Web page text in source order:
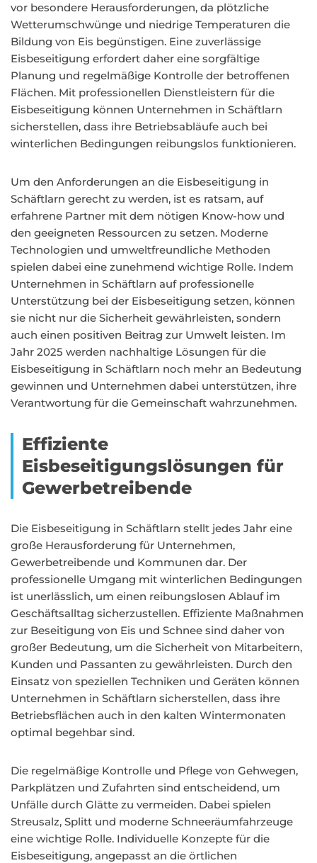
vor besondere Herausforderungen, da plötzliche
Wetterumschwünge und niedrige Temperaturen die
Bildung von Eis begünstigen. Eine zuverlässige
Eisbeseitigung erfordert daher eine sorgfältige
Planung und regelmäßige Kontrolle der betroffenen
Flächen. Mit professionellen Dienstleistern für die
Eisbeseitigung können Unternehmen in Schäftlarn
sicherstellen, dass ihre Betriebsabläufe auch bei
winterlichen Bedingungen reibungslos funktionieren.
Um den Anforderungen an die Eisbeseitigung in
Schäftlarn gerecht zu werden, ist es ratsam, auf
erfahrene Partner mit dem nötigen Know-how und
den geeigneten Ressourcen zu setzen. Moderne
Technologien und umweltfreundliche Methoden
spielen dabei eine zunehmend wichtige Rolle. Indem
Unternehmen in Schäftlarn auf professionelle
Unterstützung bei der Eisbeseitigung setzen, können
sie nicht nur die Sicherheit gewährleisten, sondern
auch einen positiven Beitrag zur Umwelt leisten. Im
Jahr 2025 werden nachhaltige Lösungen für die
Eisbeseitigung in Schäftlarn noch mehr an Bedeutung
gewinnen und Unternehmen dabei unterstützen, ihre
Verantwortung für die Gemeinschaft wahrzunehmen.
Effiziente
Eisbeseitigungslösungen für
Gewerbetreibende
Die Eisbeseitigung in Schäftlarn stellt jedes Jahr eine
große Herausforderung für Unternehmen,
Gewerbetreibende und Kommunen dar. Der
professionelle Umgang mit winterlichen Bedingungen
ist unerlässlich, um einen reibungslosen Ablauf im
Geschäftsalltag sicherzustellen. Effiziente Maßnahmen
zur Beseitigung von Eis und Schnee sind daher von
großer Bedeutung, um die Sicherheit von Mitarbeitern,
Kunden und Passanten zu gewährleisten. Durch den
Einsatz von speziellen Techniken und Geräten können
Unternehmen in Schäftlarn sicherstellen, dass ihre
Betriebsflächen auch in den kalten Wintermonaten
optimal begehbar sind.
Die regelmäßige Kontrolle und Pflege von Gehwegen,
Parkplätzen und Zufahrten sind entscheidend, um
Unfälle durch Glätte zu vermeiden. Dabei spielen
Streusalz, Splitt und moderne Schneeräumfahrzeuge
eine wichtige Rolle. Individuelle Konzepte für die
Eisbeseitigung, angepasst an die örtlichen